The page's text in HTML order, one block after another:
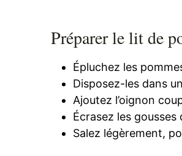
Préparer le lit de
Épluchez les
Disposez-les dans
Ajoutez l’oignon
Écrasez les gousses
Salez légèrement,